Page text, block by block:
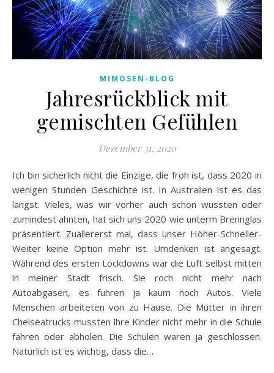
MIMOSEN-BLOG
Jahresrückblick mit
gemischten Gefühlen
Dezember 31, 2020
Ich bin sicherlich nicht die Einzige, die froh ist, dass 2020 in
wenigen Stunden Geschichte ist. In Australien ist es das
längst. Vieles, was wir vorher auch schon wussten oder
zumindest ahnten, hat sich uns 2020 wie unterm Brennglas
präsentiert. Zuallererst mal, dass unser Höher-Schneller-
Weiter keine Option mehr ist. Umdenken ist angesagt.
Während des ersten Lockdowns war die Luft selbst mitten
in meiner Stadt frisch. Sie roch nicht mehr nach
Autoabgasen, es fuhren ja kaum noch Autos. Viele
Menschen arbeiteten von zu Hause. Die Mütter in ihren
Chelseatrucks mussten ihre Kinder nicht mehr in die Schule
fahren oder abholen. Die Schulen waren ja geschlossen.
Natürlich ist es wichtig, dass die…